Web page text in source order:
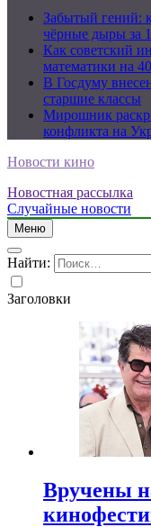
Забытый гений:
чёрные дыры за
Как советский
математики на
В Госдуму
старшие классы
Мирошник
конфликта на
Новости кино
Новостная рассылка
Случайные новости
Меню
Найти:
Заголовки
Вручены